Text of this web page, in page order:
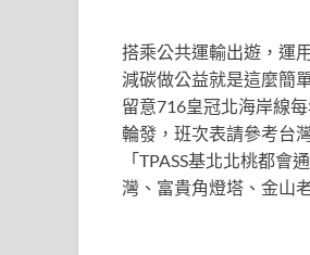
搭乘公共運輸出遊，運
減碳做公益就是這麼簡
留意716皇冠北海岸線
輪發，班次表請參考台
「TPASS基北北桃都
灣、富貴角燈塔、金山